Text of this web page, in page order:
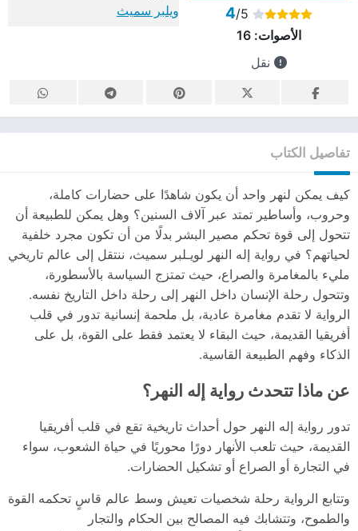
4/5
الأصوات:16
نقل
ويلبر سميث
تفاصيل الكتاب
كيف يمكن لنهر واحد أن يكون شاهدًا على حضارات كاملة،
وحروب، وأساطير تمتد عبر آلاف السنين؟ وهل يمكن للطبيعة أن
تتحول إلى قوة تحكم مصير البشر بدلًا من أن تكون مجرد خلفية
لحياتهم؟ في رواية إله النهر لويـلبر سميث، ننتقل إلى عالم تاريخي
مليء بالمغامرة والصراع، حيث تمتزج السياسة بالأسطورة،
وتتحول رحلة الإنسان داخل النهر إلى رحلة داخل التاريخ نفسه.
الرواية لا تقدم مغامرة عادية، بل ملحمة إنسانية تدور في قلب
أفريقيا القديمة، حيث البقاء لا يعتمد فقط على القوة، بل على
الذكاء وفهم الطبيعة القاسية.
عن ماذا تتحدث رواية إله النهر؟
تدور رواية إله النهر حول أحداث تاريخية تقع في قلب أفريقيا
القديمة، حيث تلعب الأنهار دورًا محوريًا في حياة الشعوب، سواء
في التجارة أو الصراع أو تشكيل الحضارات.
وتتابع الرواية رحلة شخصيات تعيش وسط عالم قاسٍ تحكمه القوة
والطموح، وتتشابك فيه المصالح بين الحكام والتجار